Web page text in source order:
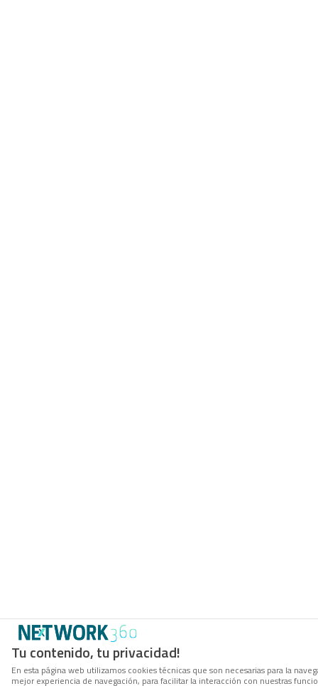
Tu contenido, tu privacidad!
En esta página web utilizamos cookies técnicas que son necesarias para la
mejor experiencia de navegación, para facilitar la interacción con nuestras